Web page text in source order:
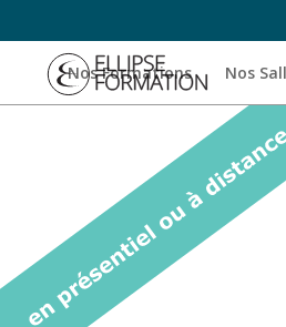
Nos Formations Nos